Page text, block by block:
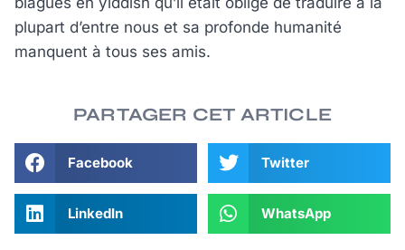
plupart d’entre nous et sa profonde humanité
manquent à tous ses amis.
PARTAGER CET ARTICLE
Facebook Twitter
LinkedIn WhatsApp